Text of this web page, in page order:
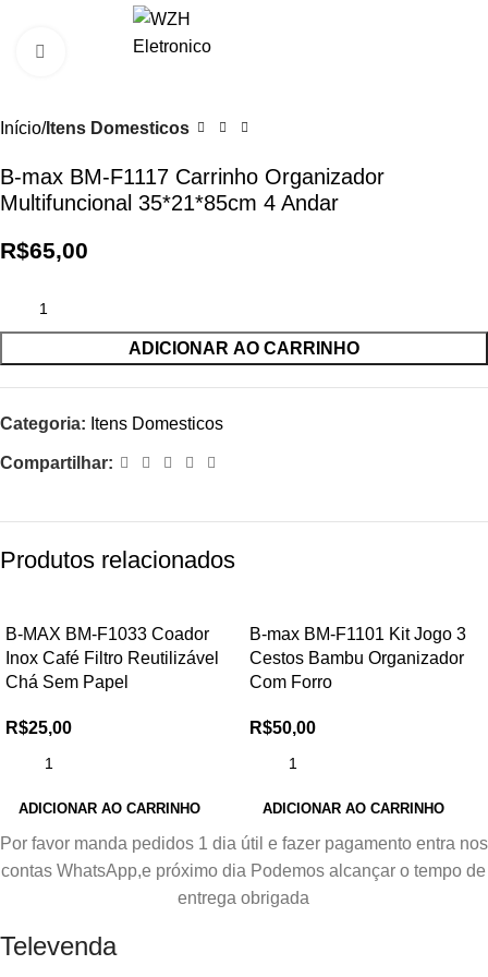
Clique para ampliar
Início Itens Domesticos
B-max BM-F1117 Carrinho Organizador
Multifuncional 35*21*85cm 4 Andar
R$65,00
ADICIONAR AO CARRINHO
Categoria: Itens Domesticos
Compartilhar:
Produtos relacionados
B-MAX BM-F1033 Coador
Inox Café Filtro Reutilizável
Chá Sem Papel
R$25,00
ADICIONAR AO CARRINHO
B-max BM-F1101 Kit Jogo 3
Cestos Bambu Organizador
Com Forro
R$50,00
ADICIONAR AO CARRINHO
Por favor manda pedidos 1 dia útil e fazer pagamento entra nos
contas WhatsApp,e próximo dia Podemos alcançar o tempo de
entrega obrigada
Televenda